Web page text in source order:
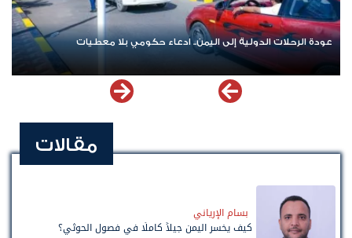
عودة الرحلات الدولية إلى اليمن.. ادعاء حكومي بلا معطيات
مقالات
بسام الإرياني
كيف يخسر اليمن جيلاً كاملًا في فصول الحوثي؟